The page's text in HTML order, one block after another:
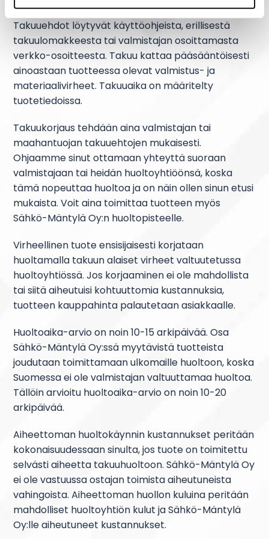
takuuehtoihin ennen tuotteen käyttöönottoa.
Takuuehdot löytyvät käyttöohjeista, erillisestä
takuulomakkeesta tai valmistajan osoittamasta
verkko-osoitteesta. Takuu kattaa pääsääntöisesti
ainoastaan tuotteessa olevat valmistus- ja
materiaalivirheet. Takuuaika on määritelty
tuotetiedoissa.
Takuukorjaus tehdään aina valmistajan tai
maahantuojan takuuehtojen mukaisesti.
Ohjaamme sinut ottamaan yhteyttä suoraan
valmistajaan tai heidän huoltoyhtiöönsä, koska
tämä nopeuttaa huoltoa ja on näin ollen sinun etusi
mukaista. Voit aina toimittaa tuotteen myös
Sähkö-Mäntylä Oy:n huoltopisteelle.
Virheellinen tuote ensisijaisesti korjataan
huoltamalla takuun alaiset virheet valtuutetussa
huoltoyhtiössä. Jos korjaaminen ei ole mahdollista
tai siitä aiheutuisi kohtuuttomia kustannuksia,
tuotteen kauppahinta palautetaan asiakkaalle.
Huoltoaika-arvio on noin 10-15 arkipäivää. Osa
Sähkö-Mäntylä Oy:ssä myytävistä tuotteista
joudutaan toimittamaan ulkomaille huoltoon, koska
Suomessa ei ole valmistajan valtuuttamaa huoltoa.
Tällöin arvioitu huoltoaika-arvio on noin 10-20
arkipäivää.
Aiheettoman huoltokäynnin kustannukset peritään
kokonaisuudessaan sinulta, jos tuote on toimitettu
selvästi aiheetta takuuhuoltoon. Sähkö-Mäntylä Oy
ei ole vastuussa ostajan toimista aiheutuneista
vahingoista. Aiheettoman huollon kuluina peritään
mahdolliset huoltoyhtiön kulut ja Sähkö-Mäntylä
Oy:lle aiheutuneet kustannukset.